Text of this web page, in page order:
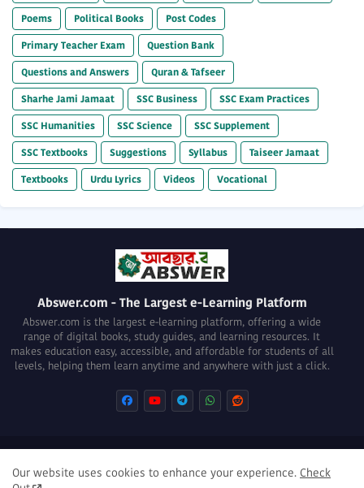
Poems
Political Books
Post Codes
Primary Teacher Exam
Question Bank
Questions and Answers
Quran & Tafseer
Sharhe Jami Jamaat
SSC Business
SSC Exam Practices
SSC Humanities
SSC Science
SSC Supplement
SSC Textbooks
Suggestions Syllabus
Taiseer Jamaat
Textbooks
Urdu Lyrics Videos Vocational
Abswer.com - The Largest e-Learning Platform
Abswer.com is the largest e-learning platform, offering a wide
range of digital books, study guides, and learning resources. It
makes education easy, accessible, and affordable for students of all
levels, helping them learn anytime and anywhere with just a click.
Our website uses cookies to enhance your experience. Check